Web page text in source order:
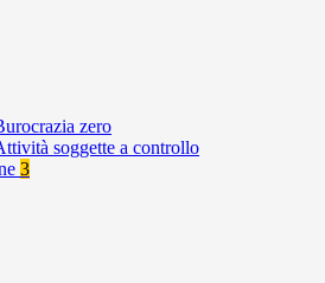
zero
soggette a controllo
3